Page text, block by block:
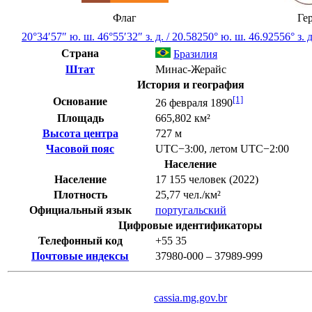
Флаг
20°34′57″ ю. ш. 46°55′32″ з. д. / 20.58250° ю. ш. 46.92556° з.
Страна
Бразилия
Штат
Минас-Жерайс
История и география
Основание
26 февраля 1890[1]
Площадь
665,802 км²
Высота центра
727 м
Часовой пояс
UTC−3:00, летом UTC−2:00
Население
Население
17 155 человек (2022)
Плотность
25,77 чел./км²
Официальный язык
португальский
Цифровые идентификаторы
Телефонный код
+55 35
Почтовые индексы
37980-000 – 37989-999
cassia.mg.gov.br